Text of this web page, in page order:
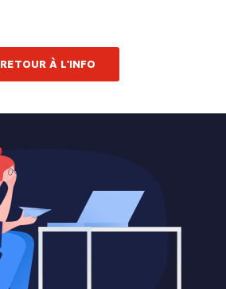
RETOUR À L'INFO